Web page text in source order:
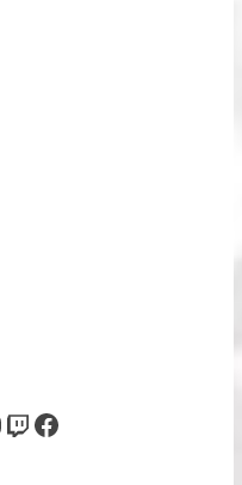
Twitch Facebook